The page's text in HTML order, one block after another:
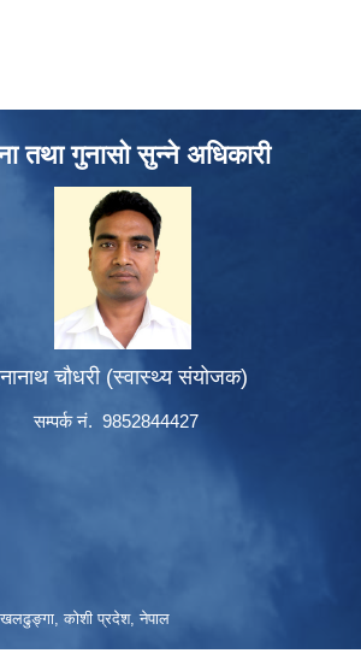
तथा गुनासो सुन्ने अधिकारी
चौधरी (स्वास्थ्य संयोजक)
सम्पर्क नं. 9852844427
कोशी प्रदेश, नेपाल